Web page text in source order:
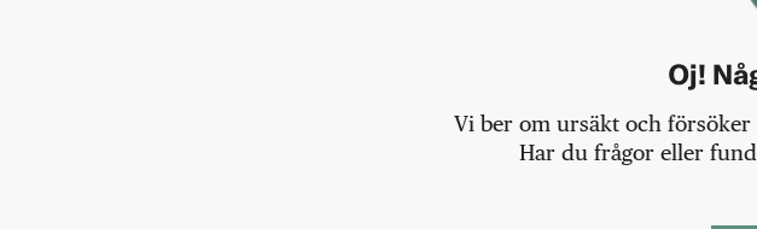
Oj!
Vi ber om ursäkt och
Har du frågor eller